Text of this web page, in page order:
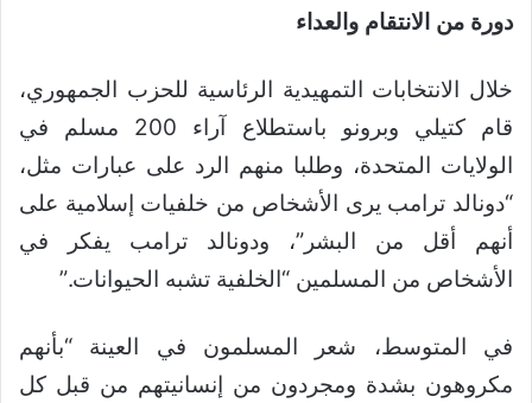
دورة من الانتقام والعداء
خلال الانتخابات التمهيدية الرئاسية للحزب الجمهوري،
قام كتيلي وبرونو باستطلاع آراء 200 مسلم في
الولايات المتحدة، وطلبا منهم الرد على عبارات مثل،
“دونالد ترامب يرى الأشخاص من خلفيات إسلامية على
أنهم أقل من البشر”، ودونالد ترامب يفكر في
الأشخاص من المسلمين “الخلفية تشبه الحيوانات.”
في المتوسط، شعر المسلمون في العينة “بأنهم
مكروهون بشدة ومجردون من إنسانيتهم من قبل كل